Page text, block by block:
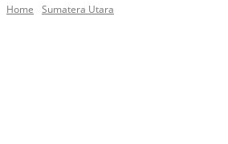
Home Sumatera Utara